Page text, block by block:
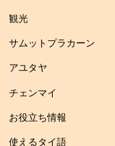
観光
サムットプラカーン
アユタヤ
チェンマイ
お役立ち情報
使えるタイ語